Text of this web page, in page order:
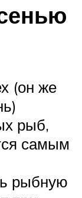
(он же
рыб,
самым
рыбную